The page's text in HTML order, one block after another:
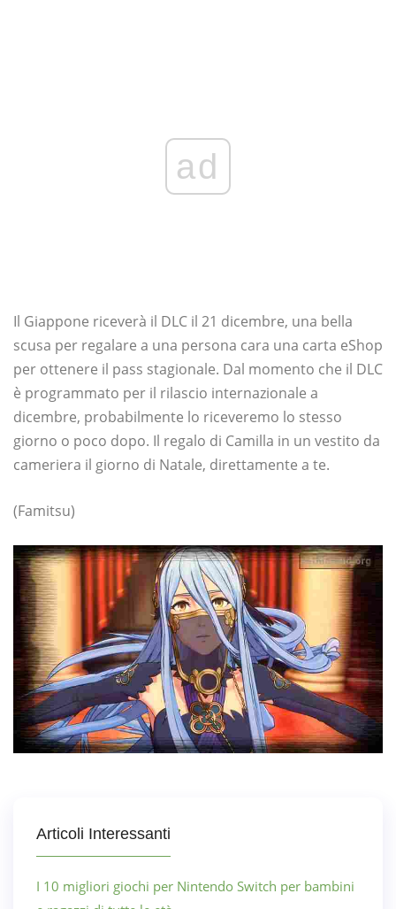
ad
Il Giappone riceverà il DLC il 21 dicembre, una bella
scusa per regalare a una persona cara una carta eShop
per ottenere il pass stagionale. Dal momento che il DLC
è programmato per il rilascio internazionale a
dicembre, probabilmente lo riceveremo lo stesso
giorno o poco dopo. Il regalo di Camilla in un vestito da
cameriera il giorno di Natale, direttamente a te.
(Famitsu)
Articoli Interessanti
I 10 migliori giochi per Nintendo Switch per bambini